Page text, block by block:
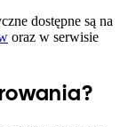
dostępne są na
oraz w serwisie